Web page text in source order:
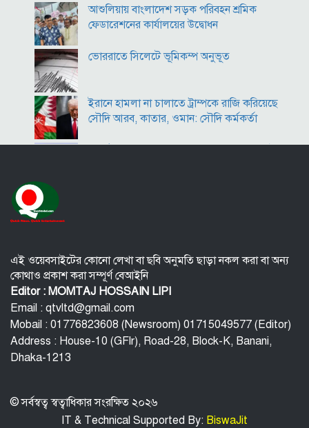
গণঅভ্যুত্থানে আল্লাহর আরশ কেঁপে উঠলেও খুনি হাসিনার মন
গলেনি: কাদের গণি
আশুলিয়ায় বাংলাদেশ সড়ক পরিবহন শ্রমিক
ফেডারেশনের কার্যালয়ের উদ্বোধন
ভোররাতে সিলেটে ভূমিকম্প অনুভূত
ইরানে হামলা না চালাতে ট্রাম্পকে রাজি করিয়েছে
সৌদি আরব, কাতার, ওমান: সৌদি কর্মকর্তা
কর্মস্থলে নারী সহকর্মী নির্যাতন: রাঙামাটিতে
সরকারি কর্মকর্তা গ্রেফতার
ভেনেজুয়েলায় হামলার নির্দেশ দিয়েছেন ট্রাম্প
এই ওয়েবসাইটের কোনো লেখা বা ছবি অনুমতি ছাড়া নকল করা বা অন্য
কোথাও প্রকাশ করা সম্পূর্ণ বেআইনি
Editor : MOMTAJ HOSSAIN LIPI
Email : qtvltd@gmail.com
Mobail : 01776823608 (Newsroom) 01715049577 (Editor)
Address : House-10 (GFlr), Road-28, Block-K, Banani,
Dhaka-1213
© সর্বস্বত্ব স্বত্বাধিকার সংরক্ষিত ২০২৬
IT & Technical Supported By: BiswaJit